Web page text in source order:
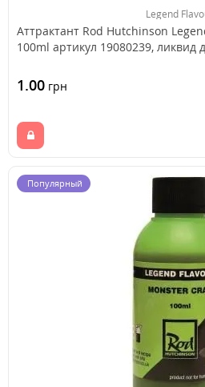
Legend
Аттрактант Rod Hutchinson
100ml артикул 19080239, ликвид
1.00 грн
Популярный